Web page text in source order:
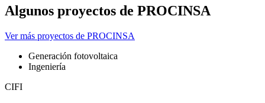
Algunos proyectos de PROCINSA
Ver más proyectos de PROCINSA
Generación fotovoltaica
Ingeniería
CIFI